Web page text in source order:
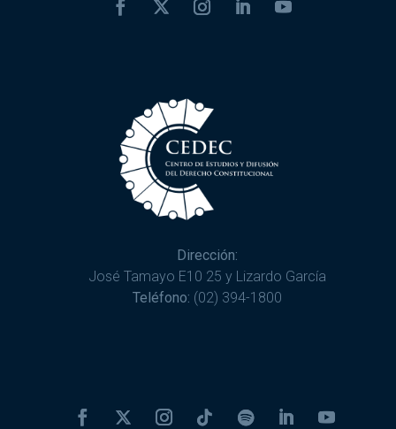
Dirección:
José Tamayo E10 25 y Lizardo García
Teléfono: (02) 394-1800